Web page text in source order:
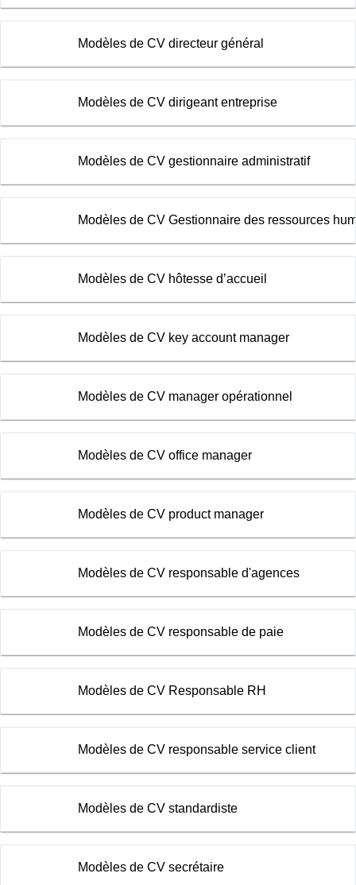
Modèles de CV directeur général
Modèles de CV dirigeant entreprise
Modèles de CV gestionnaire administratif
Modèles de CV Gestionnaire des ressources
Modèles de CV hôtesse d’accueil
Modèles de CV key account manager
Modèles de CV manager opérationnel
Modèles de CV office manager
Modèles de CV product manager
Modèles de CV responsable d'agences
Modèles de CV responsable de paie
Modèles de CV Responsable RH
Modèles de CV responsable service client
Modèles de CV standardiste
Modèles de CV secrétaire